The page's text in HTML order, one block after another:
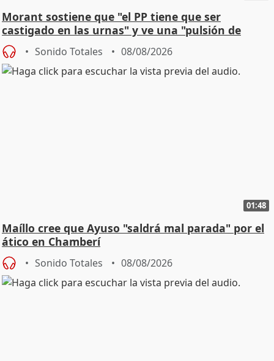
Morant sostiene que "el PP tiene que ser
castigado en las urnas" y ve una "pulsión de
cambio"
Sonido Totales 08/08/2026
01:48
Maíllo cree que Ayuso "saldrá mal parada" por el
ático en Chamberí
Sonido Totales 08/08/2026